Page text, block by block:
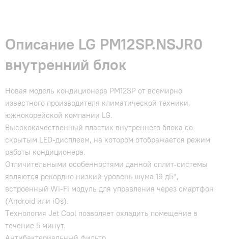
Описание LG PM12SP.NSJR0
внутренний блок
Новая модель кондиционера PM12SP от всемирно
известного производителя климатической техники,
южнокорейской компании LG.
Высококачественный пластик внутреннего блока со
скрытым LED-дисплеем, на котором отображается режим
работы кондиционера.
Отличительными особенностями данной сплит-системы
являются рекордно низкий уровень шума 19 дБ*,
встроенный Wi-Fi модуль для управления через смартфон
(Android или iOs).
Tехнология Jet Cool позволяет охладить помещение в
течение 5 минут.